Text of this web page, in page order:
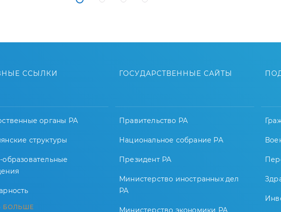
ССЫЛКИ
органы РА
структуры
образовательные
БОЛЬШЕ
ГОСУДАРСТВЕННЫЕ САЙТЫ
Правительство РА
Национальное собрание РА
Президент РА
Министерство иностранных дел
РА
Министерство экономики РА